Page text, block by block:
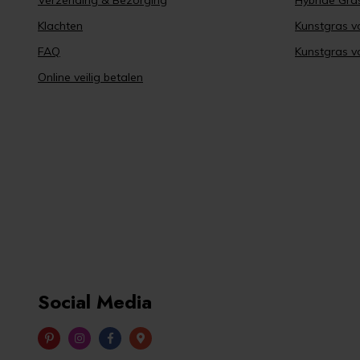
Klachten
FAQ
Online veilig betalen
Kunstgras
Kunstgras
Social Media